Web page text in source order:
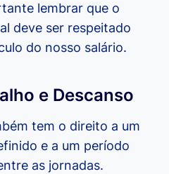
lembrar que o
deve ser respeitado
do nosso salário.
e Descanso
tem o direito a um
e a um período
as jornadas.